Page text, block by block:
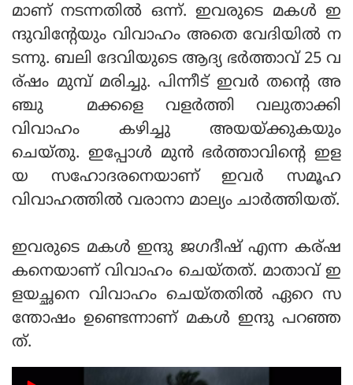
മാണ് നടന്നതില്‍ ഒന്ന്. ഇവരുടെ മകള്‍ ഇ
ന്ദുവിന്റേയും വിവാഹം അതെ വേദിയില്‍ ന
ടന്നു. ബലി ദേവിയുടെ ആദ്യ ഭര്‍ത്താവ് 25 വ
ര്ഷം മുമ്പ് മരിച്ചു. പിന്നീട് ഇവര്‍ തന്റെ അ
ഞ്ചു മക്കളെ വളര്‍ത്തി വലുതാക്കി
വിവാഹം കഴിച്ചു അയയ്ക്കുകയും
ചെയ്തു. ഇപ്പോള്‍ മുന്‍ ഭര്‍ത്താവിന്റെ ഇള
യ സഹോദരനെയാണ് ഇവര്‍ സമൂഹ
വിവാഹത്തില്‍ വരാനാ മാല്യം ചാര്‍ത്തിയത്.
ഇവരുടെ മകള്‍ ഇന്ദു ജഗദീഷ് എന്ന കര്ഷ
കനെയാണ് വിവാഹം ചെയ്തത്. മാതാവ് ഇ
ളയച്ഛനെ വിവാഹം ചെയ്തതില്‍ ഏറെ സ
ന്തോഷം ഉണ്ടെന്നാണ് മകള്‍ ഇന്ദു പറഞ്ഞ
ത്.